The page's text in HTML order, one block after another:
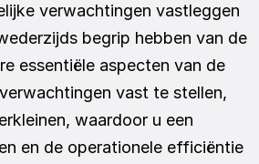
verwachtingen vastleggen
begrip hebben van de
essentiële aspecten van de
vast te stellen,
waardoor u een
en de operationele efficiëntie